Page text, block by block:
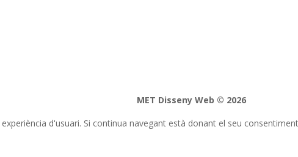
MET Disseny Web © 2026
d'usuari. Si continua navegant està donant el seu